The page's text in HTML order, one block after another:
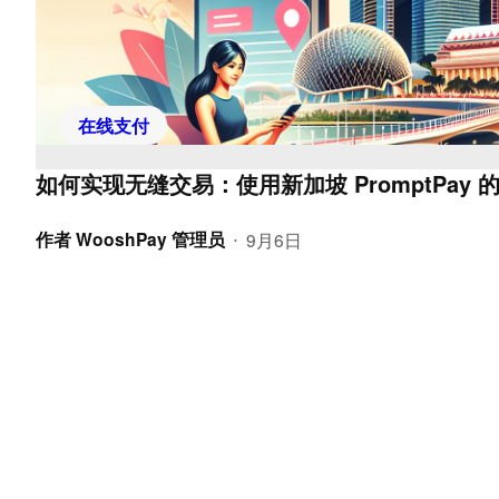
在线支付
如何实现无缝交易：使用新加坡 PromptPay
作者WooshPay 管理员 • 9月6日